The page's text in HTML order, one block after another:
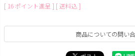
[ 16 ポイント進呈 ] 送料込
商品についての問い